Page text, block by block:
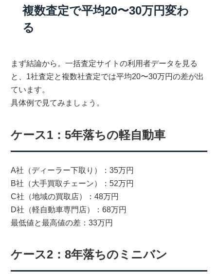
複数査定で平均20〜30万円変わ
る
まず結論から。一括査定サイトの利用者データを見る
と、1社査定と複数社査定では平均20〜30万円の差が出
ています。
具体例で見てみましょう。
ケース1：5年落ちの軽自動車
A社（ディーラー下取り）：35万円
B社（大手買取チェーン）：52万円
C社（地域の買取店）：48万円
D社（軽自動車専門店）：68万円
最低値と最高値の差：33万円
ケース2：8年落ちのミニバン